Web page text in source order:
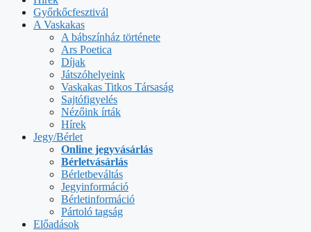
Győrkőcfesztivál
A Vaskakas
A bábszínház története
Ars Poetica
Díjak
Játszóhelyeink
Vaskakas Titkos Társaság
Sajtófigyelés
Nézőink írták
Hírek
Jegy/Bérlet
Online jegyvásárlás
Bérletvásárlás
Bérletbeváltás
Jegyinformáció
Bérletinformáció
Pártoló tagság
Előadások